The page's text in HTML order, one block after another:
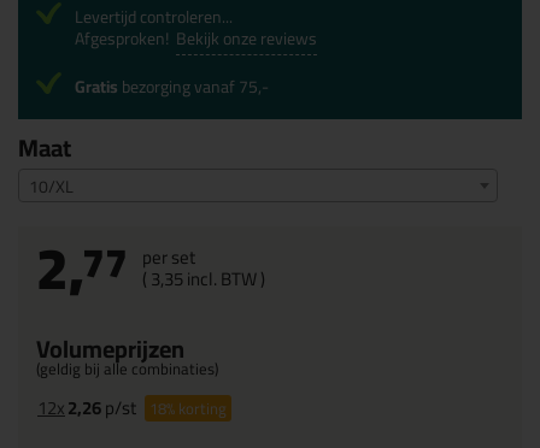
Maat
10/XL
2,77 per set
(3,35incl. BTW )
Volumeprijzen
(geldig bij alle combinaties)
12x2,26p/st 18%korting
Levertijd controleren...
Afgesproken! Bekijk onze reviews
Gratisbezorging vanaf 75,-